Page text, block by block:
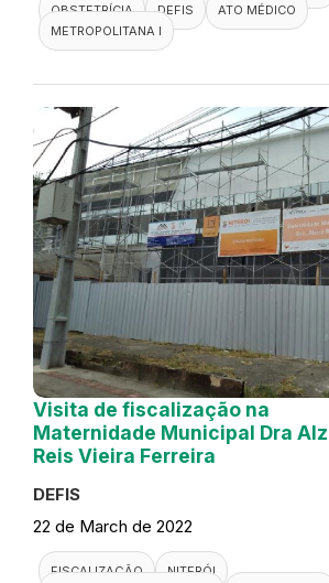
OBSTETRÍCIA
DEFIS
ATO MÉDICO
METROPOLITANA I
Visita de fiscalização na
Maternidade Municipal Dra
Reis Vieira Ferreira
DEFIS
22 de March de 2022
FISCALIZAÇÃO
NITERÓI